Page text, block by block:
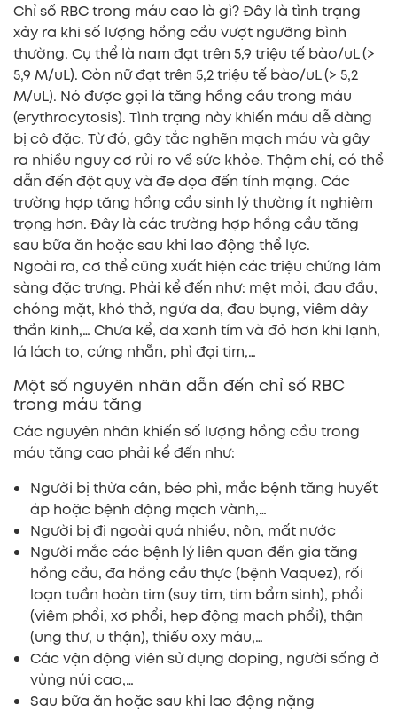
Chỉ số RBC trong máu cao là gì? Đây là tình trạng
xảy ra khi số lượng hồng cầu vượt ngưỡng bình
thường. Cụ thể là nam đạt trên 5,9 triệu tế bào/uL (>
5,9 M/uL). Còn nữ đạt trên 5,2 triệu tế bào/uL (> 5,2
M/uL). Nó được gọi là tăng hồng cầu trong máu
(erythrocytosis). Tình trạng này khiến máu dễ dàng
bị cô đặc. Từ đó, gây tắc nghẽn mạch máu và gây
ra nhiều nguy cơ rủi ro về sức khỏe. Thậm chí, có thể
dẫn đến đột quỵ và đe dọa đến tính mạng. Các
trường hợp tăng hồng cầu sinh lý thường ít nghiêm
trọng hơn. Đây là các trường hợp hồng cầu tăng
sau bữa ăn hoặc sau khi lao động thể lực.
Ngoài ra, cơ thể cũng xuất hiện các triệu chứng lâm
sàng đặc trưng. Phải kể đến như: mệt mỏi, đau đầu,
chóng mặt, khó thở, ngứa da, đau bụng, viêm dây
thần kinh,… Chưa kể, da xanh tím và đỏ hơn khi lạnh,
lá lách to, cứng nhẵn, phì đại tim,…
Một số nguyên nhân dẫn đến chỉ số RBC
trong máu tăng
Các nguyên nhân khiến số lượng hồng cầu trong
máu tăng cao phải kể đến như:
Người bị thừa cân, béo phì, mắc bệnh tăng huyết
áp hoặc bệnh động mạch vành,…
Người bị đi ngoài quá nhiều, nôn, mất nước
Người mắc các bệnh lý liên quan đến gia tăng
hồng cầu, đa hồng cầu thực (bệnh Vaquez), rối
loạn tuần hoàn tim (suy tim, tim bẩm sinh), phổi
(viêm phổi, xơ phổi, hẹp động mạch phổi), thận
(ung thư, u thận), thiếu oxy máu,…
Các vận động viên sử dụng doping, người sống ở
vùng núi cao,…
Sau bữa ăn hoặc sau khi lao động nặng